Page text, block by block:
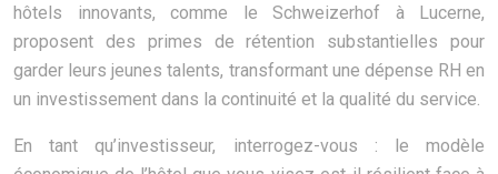
hôtels innovants, comme le Schweizerhof à Lucerne,
proposent des primes de rétention substantielles pour
garder leurs jeunes talents, transformant une dépense RH en
un investissement dans la continuité et la qualité du service.
En tant qu’investisseur, interrogez-vous : le modèle